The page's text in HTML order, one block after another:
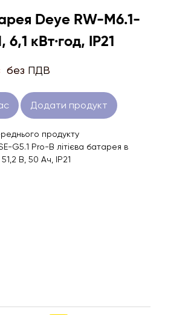
Deye RW-M6.1-
6,1 кВт·год, IP21
без ПДВ
Додати продукт
продукту
G5.1 Pro-B літієва батарея в
В, 50 Ач, IP21